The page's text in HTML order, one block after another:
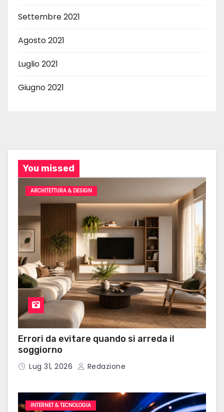
Settembre 2021
Agosto 2021
Luglio 2021
Giugno 2021
You missed
ARCHITETTURA & DESIGN
Errori da evitare quando si arreda il
soggiorno
Lug 31, 2026 Redazione
INTERNET & TECNOLOGIA